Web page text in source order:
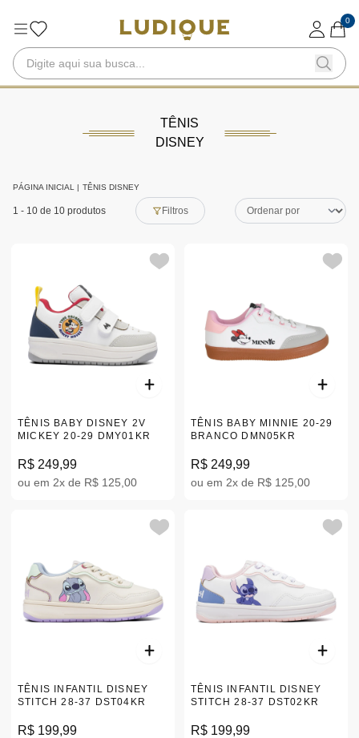
0
TÊNIS
DISNEY
PÁGINA INICIAL | TÊNIS DISNEY
1 - 10 de 10 produtos Filtros
TÊNIS BABY DISNEY 2V
MICKEY 20-29 DMY01KR
R$ 249,99
ou em 2x de R$ 125,00
TÊNIS BABY MINNIE 20-29
BRANCO DMN05KR
R$ 249,99
ou em 2x de R$ 125,00
TÊNIS INFANTIL DISNEY
STITCH 28-37 DST04KR
R$ 199,99
TÊNIS INFANTIL DISNEY
STITCH 28-37 DST02KR
R$ 199,99